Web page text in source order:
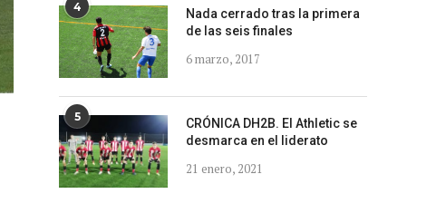
4
Nada cerrado tras la primera
de las seis finales
6 marzo, 2017
5
CRÓNICA DH2B. El Athletic se
desmarca en el liderato
21 enero, 2021